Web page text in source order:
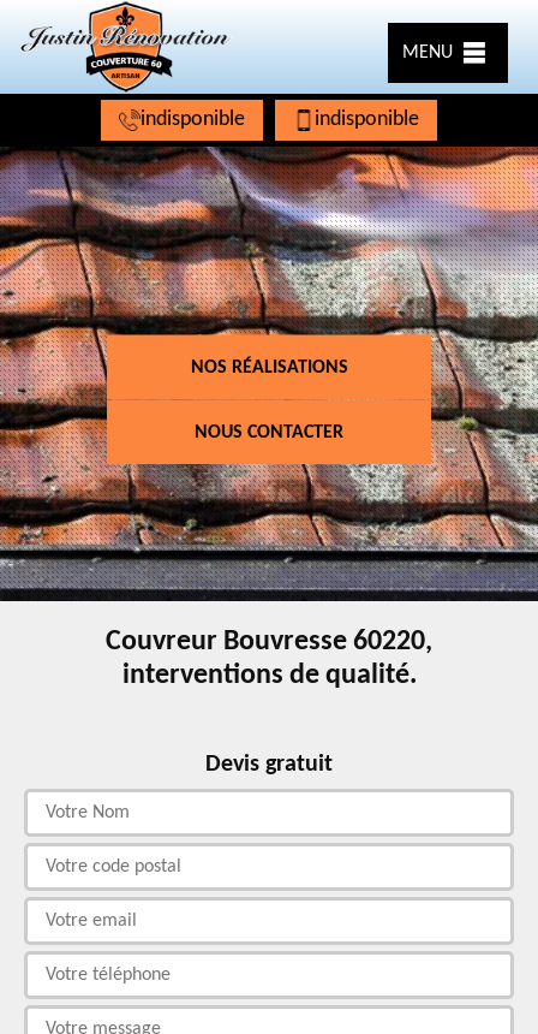
MENU
indisponible indisponible
NOS RÉALISATIONS
NOUS CONTACTER
Couvreur Bouvresse 60220,
interventions de qualité.
Devis gratuit